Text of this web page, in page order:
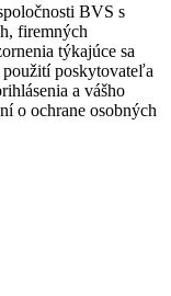
BVS s
firemných
týkajúce sa
použití poskytovateľa
a vášho
o ochrane osobných